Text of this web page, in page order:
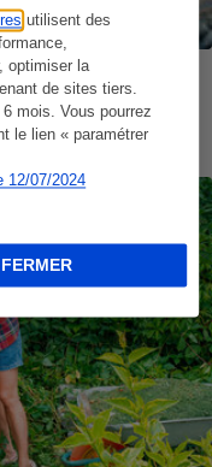
utilisent des
optimiser la
de sites tiers.
mois. Vous pourrez
le lien « paramétrer
12/07/2024
mettent